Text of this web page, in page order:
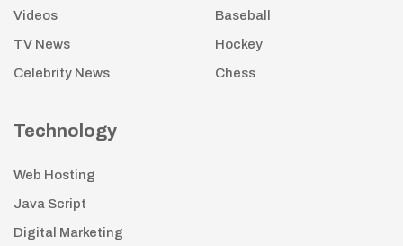
Videos
TV News
Celebrity News
Baseball
Hockey
Chess
Technology
Web Hosting
Java Script
Digital Marketing